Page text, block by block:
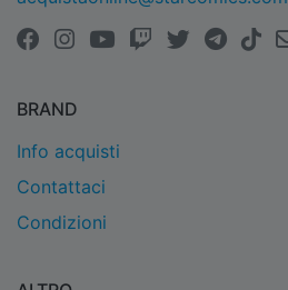
BRAND
Info acquisti
Contattaci
Condizioni